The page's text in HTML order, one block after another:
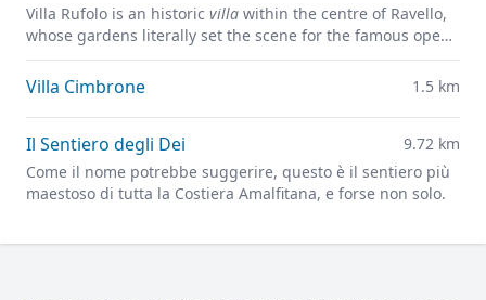
Villa Rufolo is an historic villa within the centre of Ravello,
whose gardens literally set the scene for the famous open-
air Ravello Festival concerts overlooking the
Mediterranean.
Villa Cimbrone 1.5 km
Il Sentiero degli Dei
9.72 km
Come il nome potrebbe suggerire, questo è il sentiero più
maestoso di tutta la Costiera Amalfitana, e forse non solo.